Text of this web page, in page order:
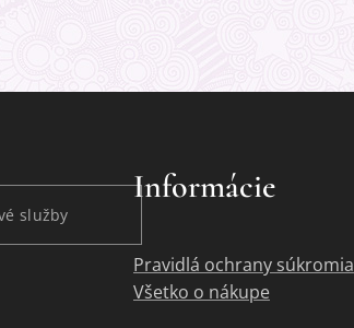
služby
Informácie
Pravidlá ochrany súkromia
Všetko o nákupe